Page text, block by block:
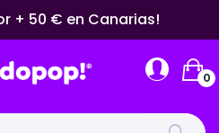
+ 50 € en Canarias!
0